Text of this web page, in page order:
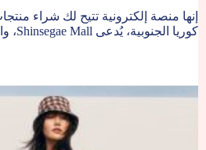
إنها منصة إلكترونية تتيح لك شراء
كوريا الجنوبية، يُدعى Shinsegae Mall، والذي…